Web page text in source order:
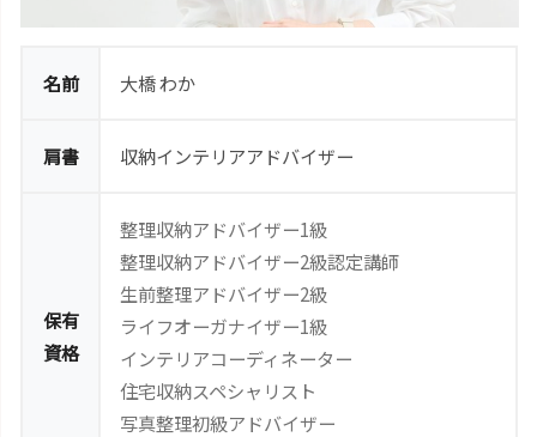
名前 大橋 わか
肩書 収納インテリアアドバイザー
保有
資格
整理収納アドバイザー1級
整理収納アドバイザー2級認定講師
生前整理アドバイザー2級
ライフオーガナイザー1級
インテリアコーディネーター
住宅収納スペシャリスト
写真整理初級アドバイザー